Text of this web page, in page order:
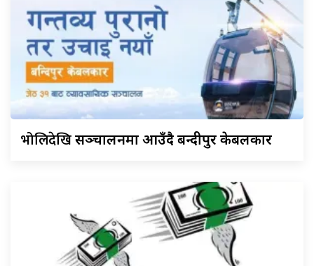
भोलिदेखिसञ्चालनमा आउँदै बन्दीपुर केबलकार